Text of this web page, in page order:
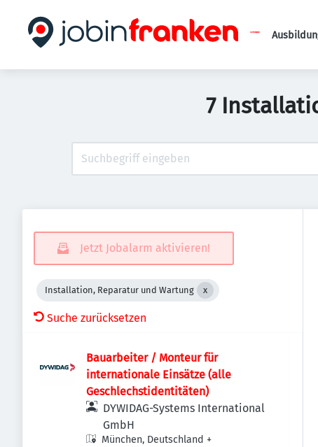
7
Jetzt Jobalarm aktivieren!
Installation, Reparatur und Wartung
Suche zurücksetzen
Bauarbeiter / Monteur für
internationale Einsätze (alle
Geschlechstidentitäten)
DYWIDAG-Systems International
GmbH
München, Deutschland +